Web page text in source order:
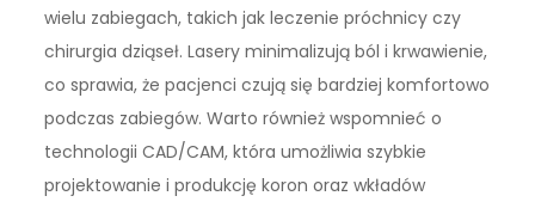
wielu zabiegach, takich jak leczenie próchnicy czy
chirurgia dziąseł. Lasery minimalizują ból i krwawienie,
co sprawia, że pacjenci czują się bardziej komfortowo
podczas zabiegów. Warto również wspomnieć o
technologii CAD/CAM, która umożliwia szybkie
projektowanie i produkcję koron oraz wkładów